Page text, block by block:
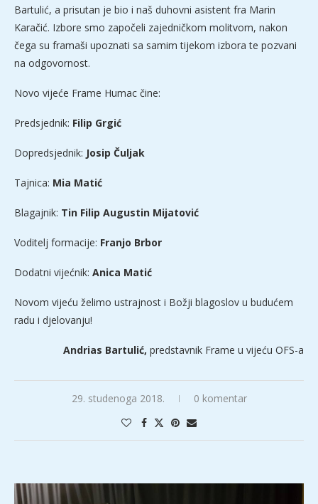
Bartulić, a prisutan je bio i naš duhovni asistent fra Marin
Karačić. Izbore smo započeli zajedničkom molitvom, nakon
čega su framaši upoznati sa samim tijekom izbora te pozvani
na odgovornost.
Novo vijeće Frame Humac čine:
Predsjednik: Filip Grgić
Dopredsjednik: Josip Čuljak
Tajnica: Mia Matić
Blagajnik: Tin Filip Augustin Mijatović
Voditelj formacije: Franjo Brbor
Dodatni vijećnik: Anica Matić
Novom vijeću želimo ustrajnost i Božji blagoslov u budućem
radu i djelovanju!
Andrias Bartulić, predstavnik Frame u vijeću OFS-a
29. studenoga 2018. 0 komentar